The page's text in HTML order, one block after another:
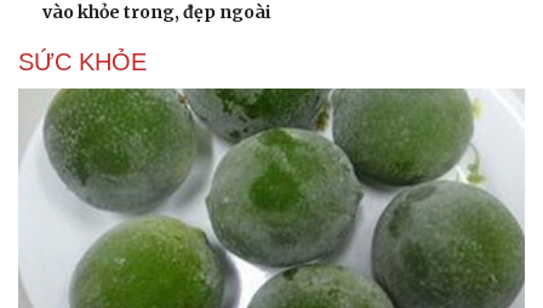
vào khỏe trong, đẹp ngoài
SỨC KHỎE